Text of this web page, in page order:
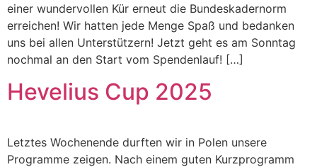
einer wundervollen Kür erneut die Bundeskadernorm
erreichen! Wir hatten jede Menge Spaß und bedanken
uns bei allen Unterstützern! Jetzt geht es am Sonntag
nochmal an den Start vom Spendenlauf! […]
Hevelius Cup 2025
Letztes Wochenende durften wir in Polen unsere
Programme zeigen. Nach einem guten Kurzprogramm